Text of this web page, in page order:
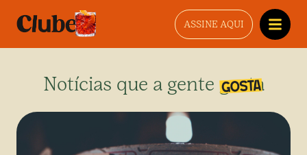
ASSINE AQUI
Notícias que a gente gosta